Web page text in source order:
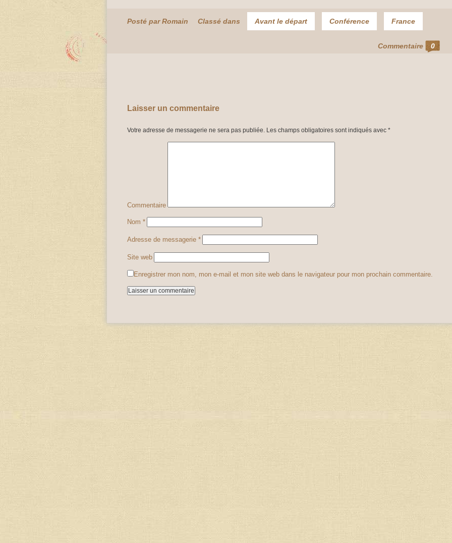
Posté par Romain Classé dans Avant le départ Conférence France
Commentaire 0
Laisser un commentaire
Votre adresse de messagerie ne sera pas publiée. Les champs obligatoires sont indiqués avec *
Commentaire
Nom *
Adresse de messagerie *
Site web
Enregistrer mon nom, mon e-mail et mon site web dans le navigateur pour mon prochain commentaire.